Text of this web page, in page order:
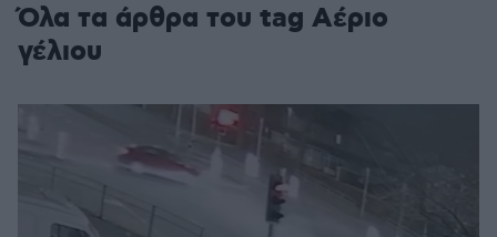
Όλα τα άρθρα του tag Αέριο
γέλιου